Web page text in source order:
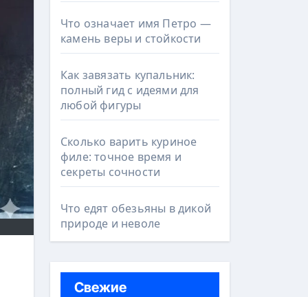
Что означает имя Петро —
камень веры и стойкости
Как завязать купальник:
полный гид с идеями для
любой фигуры
Сколько варить куриное
филе: точное время и
секреты сочности
Что едят обезьяны в дикой
природе и неволе
Свежие